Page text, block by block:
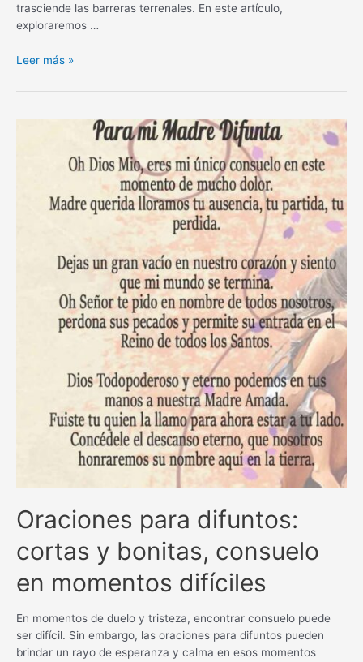
trasciende las barreras terrenales. En este artículo,
exploraremos …
Oraciones
Fortaleza
Leer más »
Oraciones para difuntos:
cortas y bonitas, consuelo
en momentos difíciles
En momentos de duelo y tristeza, encontrar consuelo puede
ser difícil. Sin embargo, las oraciones para difuntos pueden
brindar un rayo de esperanza y calma en esos momentos